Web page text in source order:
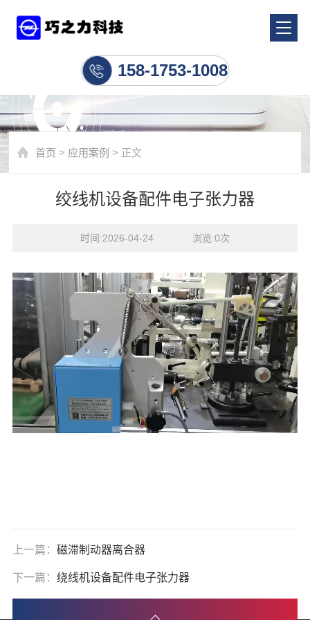
158-1753-1008
首页 > 应用案例 > 正文
绞线机设备配件电子张力器
时间:2026-04-24    浏览:0次
上一篇： 磁滞制动器离合器
下一篇： 绕线机设备配件电子张力器